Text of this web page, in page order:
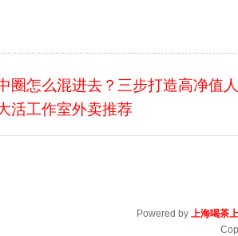
中圈怎么混进去？三步打造高净值
活工作室外卖推荐
Powered by 上海喝茶